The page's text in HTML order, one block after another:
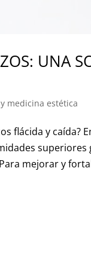
UNA
medicina estética
flácida y caída?
mejorar y